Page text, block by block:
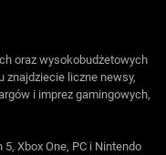
oraz wysokobudżetowych
znajdziecie liczne newsy,
i imprez gamingowych,
Xbox One, PC i Nintendo